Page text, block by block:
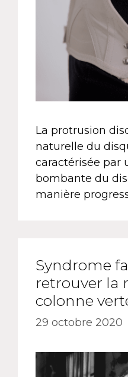
La protrusion
naturelle du
caractérisée par
bombante du
manière
Syndrome
retrouver la
colonne
29 octobre 2020